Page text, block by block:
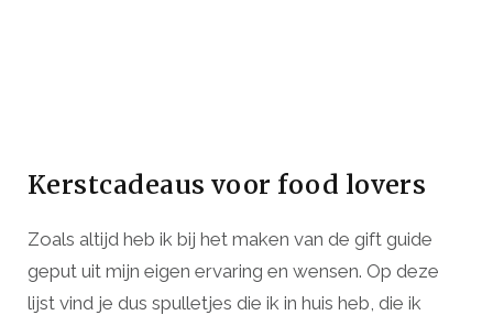
Kerstcadeaus voor food lovers
Zoals altijd heb ik bij het maken van de gift guide
geput uit mijn eigen ervaring en wensen. Op deze
lijst vind je dus spulletjes die ik in huis heb, die ik